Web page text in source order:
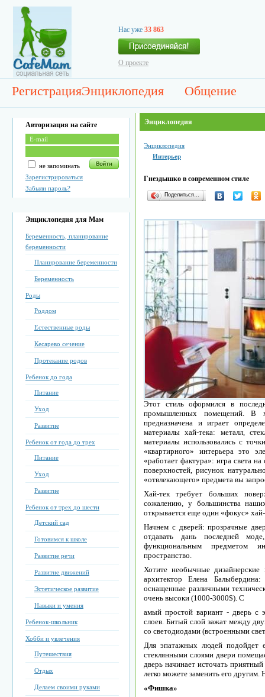
Нас уже 33 863
О проекте
РегистрацияЭнциклопедия Общение
Авторизация на сайте
не запоминать
Зарегистрироваться
Забыли пароль?
Энциклопедия для Мам
Беременность, планирование
беременности
Планирование беременности
Беременность
Роды
Роддом
Естественные роды
Кесарево сечение
Протекание родов
Ребенок до года
Питание
Уход
Развитие
Ребенок от года до трех
Питание
Уход
Развитие
Ребенок от трех до шести
Детский сад
Готовимся к школе
Развитие речи
Развитие движений
Эстетическое развитие
Навыки и умения
Ребенок-школьник
Хобби и увлечения
Путешествия
Отдых
Делаем своими руками
Энциклопедия
Энциклопедия
Интерьер
Гнездышко в современном стиле
Поделиться…
Этот стиль оформился в
промышленных помещений. В
предназначена и играет
материалы хай-тека: металл,
материалы использовались с
«квартирного» интерьера это
«работает фактура»: игра света
поверхностей, рисунок
«отвлекающего» предмета вы
Хай-тек требует больших
сожалению, у большинства
открывается еще один «фокус»
Начнем с дверей: прозрачные
отдавать дань последней
функциональным предметом
пространство.
Хотите необычные
архитектор Елена
оснащенные различными
очень высоки (1000-3000$). С
амый простой вариант - дверь с
слоев. Битый слой зажат между
со светодиодами (встроенными
Для эпатажных людей
стеклянными слоями двери
дверь начинает источать
легко можете заменить его
«Фишка»